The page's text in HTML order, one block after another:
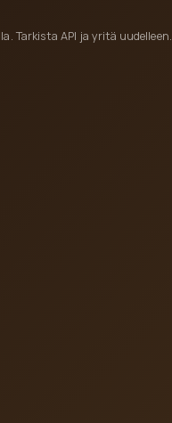
Tarkista API ja yritä uudelleen.